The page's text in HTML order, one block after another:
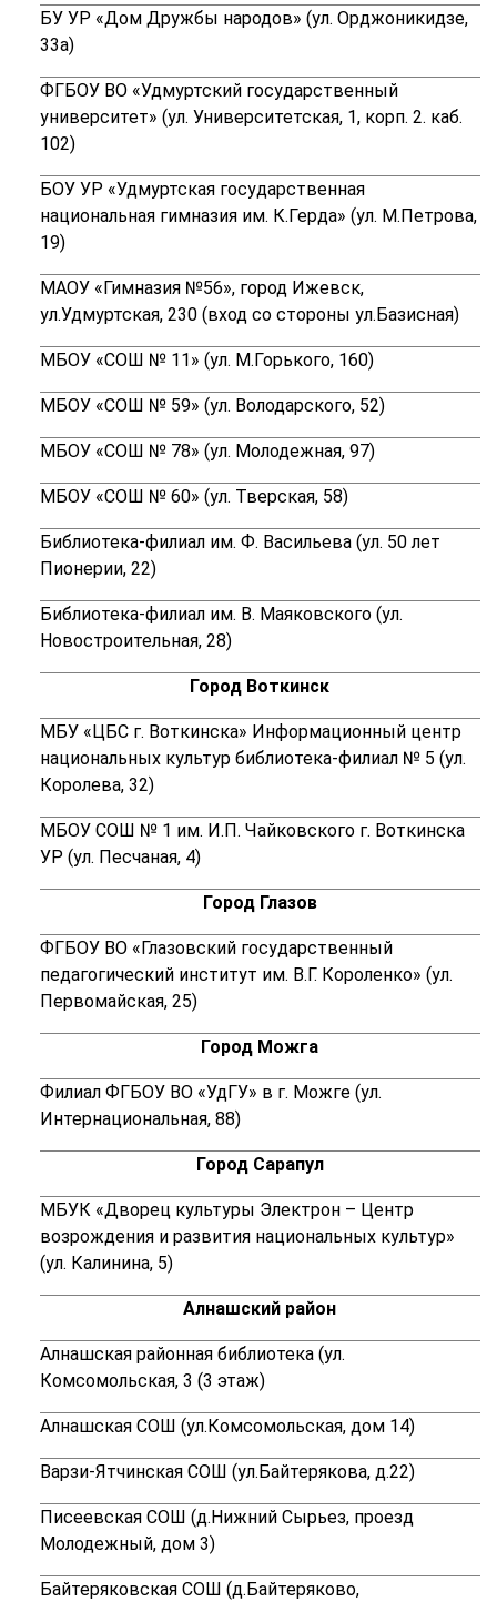
БУ УР «Дом Дружбы народов» (ул. Орджоникидзе,
33а)
ФГБОУ ВО «Удмуртский государственный
университет» (ул. Университетская, 1, корп. 2. каб.
102)
БОУ УР «Удмуртская государственная
национальная гимназия им. К.Герда» (ул. М.Петрова,
19)
МАОУ «Гимназия №56», город Ижевск,
ул.Удмуртская, 230 (вход со стороны ул.Базисная)
МБОУ «СОШ № 11» (ул. М.Горького, 160)
МБОУ «СОШ № 59» (ул. Володарского, 52)
МБОУ «СОШ № 78» (ул. Молодежная, 97)
МБОУ «СОШ № 60» (ул. Тверская, 58)
Библиотека-филиал им. Ф. Васильева (ул. 50 лет
Пионерии, 22)
Библиотека-филиал им. В. Маяковского (ул.
Новостроительная, 28)
Город Воткинск
МБУ «ЦБС г. Воткинска» Информационный центр
национальных культур библиотека-филиал № 5 (ул.
Королева, 32)
МБОУ СОШ № 1 им. И.П. Чайковского г. Воткинска
УР (ул. Песчаная, 4)
Город Глазов
ФГБОУ ВО «Глазовский государственный
педагогический институт им. В.Г. Короленко» (ул.
Первомайская, 25)
Город Можга
Филиал ФГБОУ ВО «УдГУ» в г. Можге (ул.
Интернациональная, 88)
Город Сарапул
МБУК «Дворец культуры Электрон – Центр
возрождения и развития национальных культур»
(ул. Калинина, 5)
Алнашский район
Алнашская районная библиотека (ул.
Комсомольская, 3 (3 этаж)
Алнашская СОШ (ул.Комсомольская, дом 14)
Варзи-Ятчинская СОШ (ул.Байтерякова, д.22)
Писеевская СОШ (д.Нижний Сырьез, проезд
Молодежный, дом 3)
Байтеряковская СОШ (д.Байтеряково,